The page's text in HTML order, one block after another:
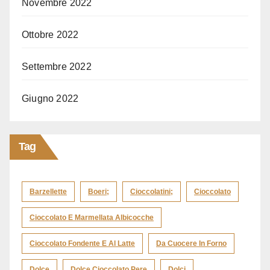
Novembre 2022
Ottobre 2022
Settembre 2022
Giugno 2022
Tag
Barzellette Boeri; Cioccolatini; Cioccolato
Cioccolato E Marmellata Albicocche
Cioccolato Fondente E Al Latte Da Cuocere In Forno